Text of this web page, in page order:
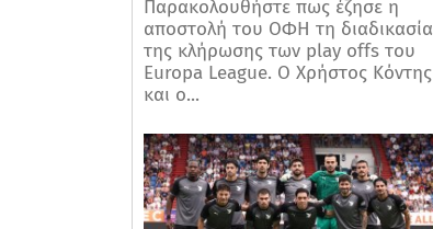
Παρακολουθήστε πως έζησε η
αποστολή του ΟΦΗ τη διαδικασία
της κλήρωσης των play offs του
Europa League. Ο Χρήστος Κόντης
και ο...